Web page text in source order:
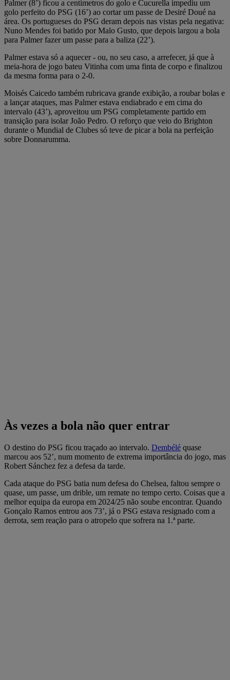
Palmer (8’) ficou a centímetros do golo e Cucurella impediu um
golo perfeito do PSG (16’) ao cortar um passe de Desiré Doué na
área. Os portugueses do PSG deram depois nas vistas pela negativa:
Nuno Mendes foi batido por Malo Gusto, que depois largou a bola
para Palmer fazer um passe para a baliza (22’).
Palmer estava só a aquecer - ou, no seu caso, a arrefecer, já que à
meia-hora de jogo bateu Vitinha com uma finta de corpo e finalizou
da mesma forma para o 2-0.
Moisés Caicedo também rubricava grande exibição, a roubar bolas e
a lançar ataques, mas Palmer estava endiabrado e em cima do
intervalo (43’), aproveitou um PSG completamente partido em
transição para isolar João Pedro. O reforço que veio do Brighton
durante o Mundial de Clubes só teve de picar a bola na perfeição
sobre Donnarumma.
Às vezes a bola não quer entrar
O destino do PSG ficou traçado ao intervalo. Dembélé quase
marcou aos 52’, num momento de extrema importância do jogo, mas
Robert Sánchez fez a defesa da tarde.
Cada ataque do PSG batia num defesa do Chelsea, faltou sempre o
quase, um passe, um drible, um remate no tempo certo. Coisas que a
melhor equipa da europa em 2024/25 não soube encontrar. Quando
Gonçalo Ramos entrou aos 73’, já o PSG estava resignado com a
derrota, sem reação para o atropelo que sofrera na 1.ª parte.